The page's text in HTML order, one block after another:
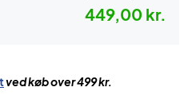
449,00 kr.
ved køb over 499 kr.